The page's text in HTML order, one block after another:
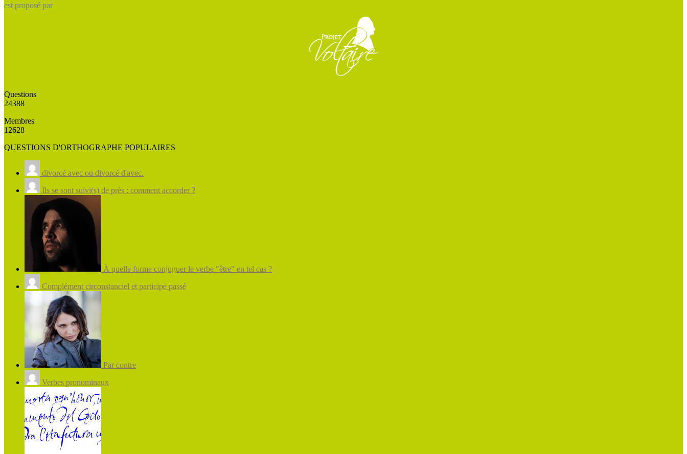
est proposé par
Questions
24388
Membres
12628
QUESTIONS D'ORTHOGRAPHE POPULAIRES
divorcé avec ou divorcé d'avec.
Ils se sont suivi(s) de près : comment accorder ?
À quelle forme conjuguer le verbe "être" en tel cas ?
Complément circonstanciel et participe passé
Par contre
Verbes pronominaux